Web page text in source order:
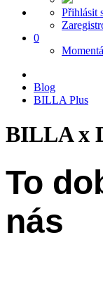
Přihlásit
0
Blog
BILLA Plus
BILLA x
To
nás